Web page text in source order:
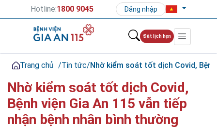
Hotline:1800 9045 Đăng nhập
Đặt lịch hẹn
Trang chủ /Tin tức/Nhờ kiểm soát tốt dịch Covid,
Nhờ kiểm soát tốt dịch Covid,
Bệnh viện Gia An 115 vẫn tiếp
nhận bệnh nhân bình thường